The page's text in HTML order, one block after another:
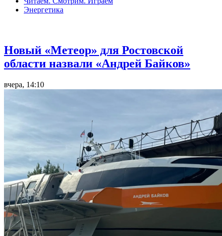
Энергетика
Новый «Метеор» для Ростовской
области назвали «Андрей Байков»
вчера, 14:10